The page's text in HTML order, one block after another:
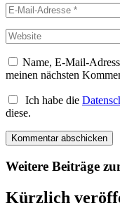
Name, E-Mail-
meinen nächsten
Ich habe die
diese.
Weitere Beiträge
Kürzlich